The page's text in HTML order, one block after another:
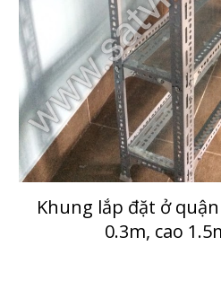
Khung lắp đặt ở quận
0.3m, cao